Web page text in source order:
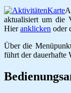
aktualisiert um die
Hieranklicken oder
Über die
führt der dauerhafte